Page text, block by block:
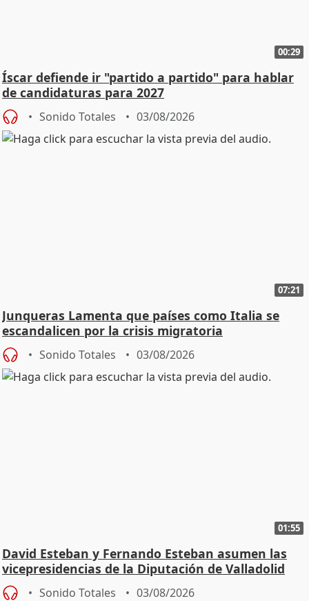
00:29
Íscar defiende ir "partido a partido" para hablar
de candidaturas para 2027
Sonido Totales 03/08/2026
07:21
Junqueras Lamenta que países como Italia se
escandalicen por la crisis migratoria
Sonido Totales 03/08/2026
01:55
David Esteban y Fernando Esteban asumen las
vicepresidencias de la Diputación de Valladolid
Sonido Totales 03/08/2026